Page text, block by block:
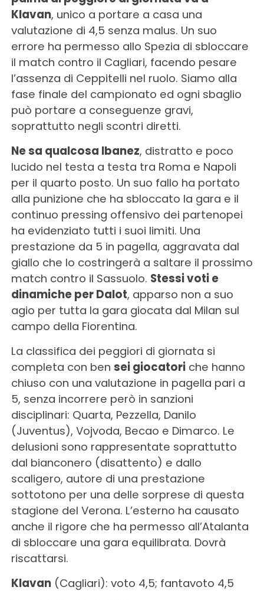
Klavan, unico a portare a casa una
valutazione di 4,5 senza malus. Un suo
errore ha permesso allo Spezia di sbloccare
il match contro il Cagliari, facendo pesare
l’assenza di Ceppitelli nel ruolo. Siamo alla
fase finale del campionato ed ogni sbaglio
può portare a conseguenze gravi,
soprattutto negli scontri diretti.
Ne sa qualcosa Ibanez, distratto e poco
lucido nel testa a testa tra Roma e Napoli
per il quarto posto. Un suo fallo ha portato
alla punizione che ha sbloccato la gara e il
continuo pressing offensivo dei partenopei
ha evidenziato tutti i suoi limiti. Una
prestazione da 5 in pagella, aggravata dal
giallo che lo costringerà a saltare il prossimo
match contro il Sassuolo. Stessi voti e
dinamiche per Dalot, apparso non a suo
agio per tutta la gara giocata dal Milan sul
campo della Fiorentina.
La classifica dei peggiori di giornata si
completa con ben sei giocatoriche hanno
chiuso con una valutazione in pagella pari a
5, senza incorrere però in sanzioni
disciplinari: Quarta, Pezzella, Danilo
(Juventus), Vojvoda, Becao e Dimarco. Le
delusioni sono rappresentate soprattutto
dal bianconero (disattento) e dallo
scaligero, autore di una prestazione
sottotono per una delle sorprese di questa
stagione del Verona. L’esterno ha causato
anche il rigore che ha permesso all’Atalanta
di sbloccare una gara equilibrata. Dovrà
riscattarsi.
Klavan(Cagliari): voto 4,5; fantavoto 4,5